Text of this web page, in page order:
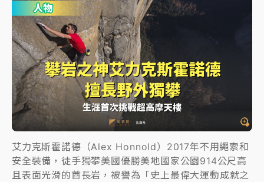
台積電殺35元、台股跌近300點 被動元件、低軌衛星
及載板皆走弱
中信慈善基金會想增加董事人數！辜仲諒向法院聲請遭
駁 理由曝光
故宮《龍藏經》特展第2檔！今線上預約開賣一度塞車
周六起展出延長至晚上7時
台東農業處長涉圖利渡假村！東檢抗告成功 今重開羈
押庭
父親節泡湯了！中颱白海豚雨彈轟3天 「紅到發紫」降
雨熱區曝
艾力克斯霍諾德（Alex Honnold）2017年不用繩索和
安全裝備，徒手獨攀美國優勝美地國家公園914公尺高
且表面光滑的酋長岩，被譽為「史上最偉大運動成就之